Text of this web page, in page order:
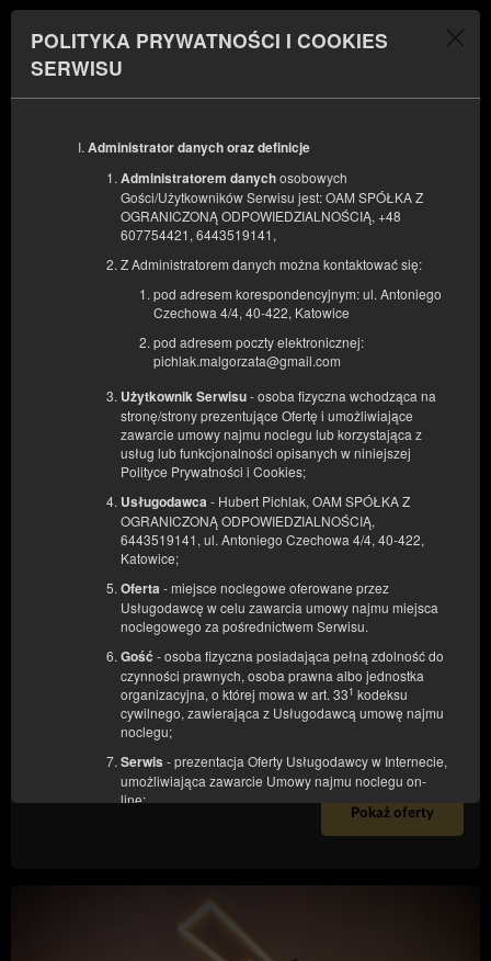
POLITYKA PRYWATNOŚCI I COOKIES
SERWISU
Administrator danych oraz definicje
Administratorem danychosobowych
Gości/Użytkowników Serwisu jest: OAM SPÓŁKA Z
OGRANICZONĄ ODPOWIEDZIALNOŚCIĄ, +48
607754421, 6443519141,
Z Administratorem danych można kontaktować się:
pod adresem korespondencyjnym: ul. Antoniego
Czechowa 4/4, 40-422, Katowice
pod adresem poczty elektronicznej:
pichlak.malgorzata@gmail.com
Użytkownik Serwisu- osoba fizyczna wchodząca na
stronę/strony prezentujące Ofertę i umożliwiające
zawarcie umowy najmu noclegu lub korzystająca z
usług lub funkcjonalności opisanych w niniejszej
Polityce Prywatności i Cookies;
Usługodawca - Hubert Pichlak, OAM SPÓŁKA Z
OGRANICZONĄ ODPOWIEDZIALNOŚCIĄ,
6443519141, ul. Antoniego Czechowa 4/4, 40-422,
Katowice;
Oferta - miejsce noclegowe oferowane przez
Usługodawcę w celu zawarcia umowy najmu miejsca
noclegowego za pośrednictwem Serwisu.
Gość - osoba fizyczna posiadająca pełną zdolność do
czynności prawnych, osoba prawna albo jednostka
organizacyjna, o której mowa w art. 331 kodeksu
cywilnego, zawierająca z Usługodawcą umowę najmu
noclegu;
Serwis - prezentacja Oferty Usługodawcy w Internecie,
umożliwiająca zawarcie Umowy najmu noclegu on-
line;
- informacje, w tym informacje handlowe w
r. poz. 344) pochodzące od Usługodawcy wysyłane do
Gościa/Użytkownika drogą elektroniczną; jego
otrzymywanie jest dobrowolne i wymaga zgody
Gościa/Użytkownika.
SIERPNIA
07
SIERPNIA
FILTRY
Oliwkowy - kameralne studio z wanną w
sypialni dla dwóch osób
Dostępna liczba: 1
pow. 34,00 m 1 duże łóżko podwójne (Queen)
495,00 zł
2 osoby / 1 noc
Udostępnij
Szczegóły Dostępność
Pokaż oferty